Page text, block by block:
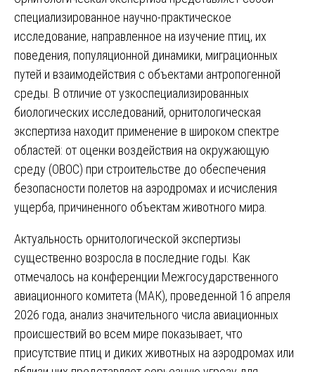
специализированное научно-практическое
исследование, направленное на изучение птиц, их
поведения, популяционной динамики, миграционных
путей и взаимодействия с объектами антропогенной
среды. В отличие от узкоспециализированных
биологических исследований, орнитологическая
экспертиза находит применение в широком спектре
областей: от оценки воздействия на окружающую
среду (ОВОС) при строительстве до обеспечения
безопасности полетов на аэродромах и исчисления
ущерба, причиненного объектам животного мира.
Актуальность орнитологической экспертизы
существенно возросла в последние годы. Как
отмечалось на конференции Межгосударственного
авиационного комитета (МАК), проведенной 16 апреля
2026 года, анализ значительного числа авиационных
происшествий во всем мире показывает, что
присутствие птиц и диких животных на аэродромах или